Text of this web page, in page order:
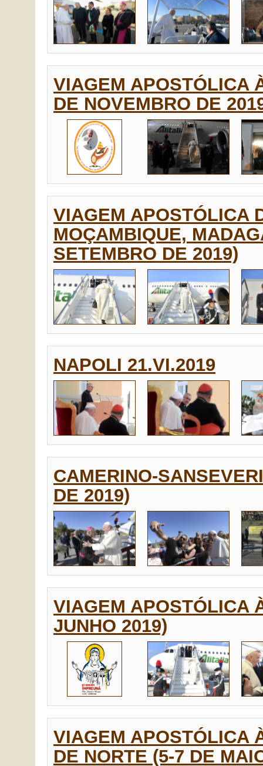
VIAGEM APOSTÓLICA
DE NOVEMBRO DE
VIAGEM APOSTÓLICA
MOÇAMBIQUE,
SETEMBRO DE 2019)
NAPOLI 21.VI.2019
CAMERINO-
DE 2019)
VIAGEM APOSTÓLICA
JUNHO 2019)
VIAGEM APOSTÓLICA
DE NORTE (5-7 DE